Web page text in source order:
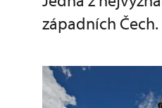
západních Čech.